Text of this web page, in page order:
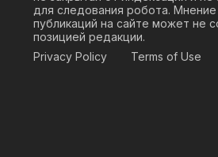
для следования робота.
публикаций на сайте может не
позицией редакции.
Privacy Policy
Terms of Use